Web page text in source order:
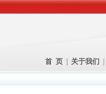
首 页| 关于我们